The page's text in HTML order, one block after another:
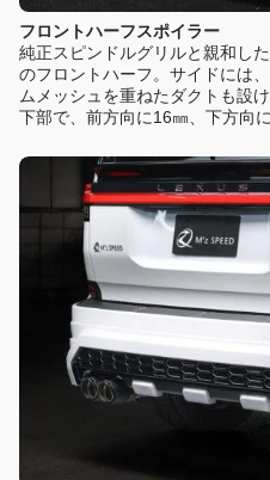
フロントハーフスポイラー
純正スピンドルグリルと親和し
のフロントハーフ。サイドには
ムメッシュを重ねたダクトも設
下部で、前方向に16㎜、下方向